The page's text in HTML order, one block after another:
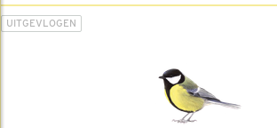
UITGEVLOGEN